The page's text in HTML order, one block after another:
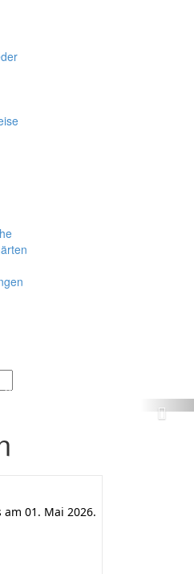
01. Mai 2026.